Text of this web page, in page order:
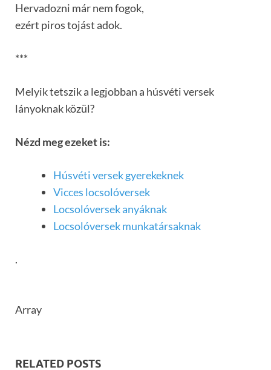
Hervadozni már nem fogok,
ezért piros tojást adok.
***
Melyik tetszik a legjobban a húsvéti versek
lányoknak közül?
Nézd meg ezeket is:
Húsvéti versek gyerekeknek
Vicces locsolóversek
Locsolóversek anyáknak
Locsolóversek munkatársaknak
.
Array
RELATED POSTS